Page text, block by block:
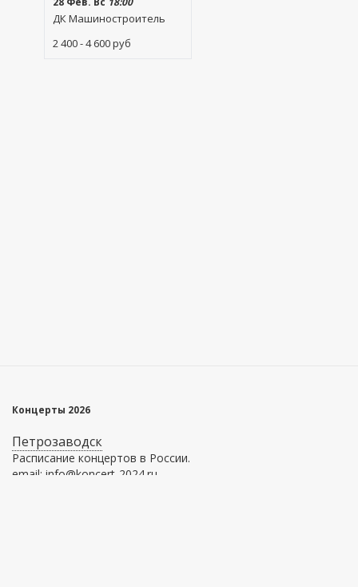
ДК Машиностроитель
2 400 - 4 600руб
Концерты 2026
Петрозаводск
Расписание концертов в России.
email: info@koncert-2024.ru